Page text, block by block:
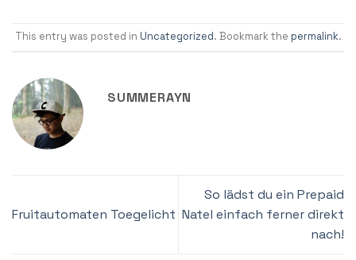
This entry was posted in Uncategorized. Bookmark the permalink.
SUMMERAYN
Fruitautomaten Toegelicht
So lädst du ein Prepaid
Natel einfach ferner direkt
nach!